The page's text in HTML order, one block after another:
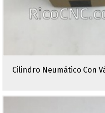
Cilindro Neumático Con